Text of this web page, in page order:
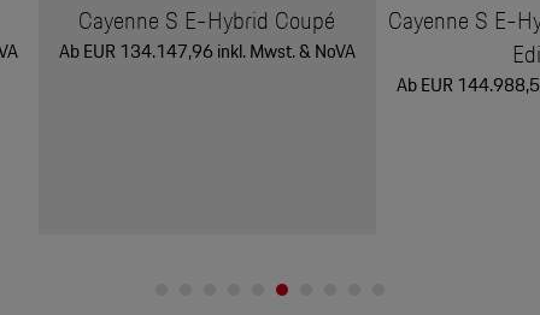
Cayenne S E-Hybrid Coupé
Ab EUR 134.147,96 inkl. Mwst. & NoVA
Cayenne S E-
Ab EUR